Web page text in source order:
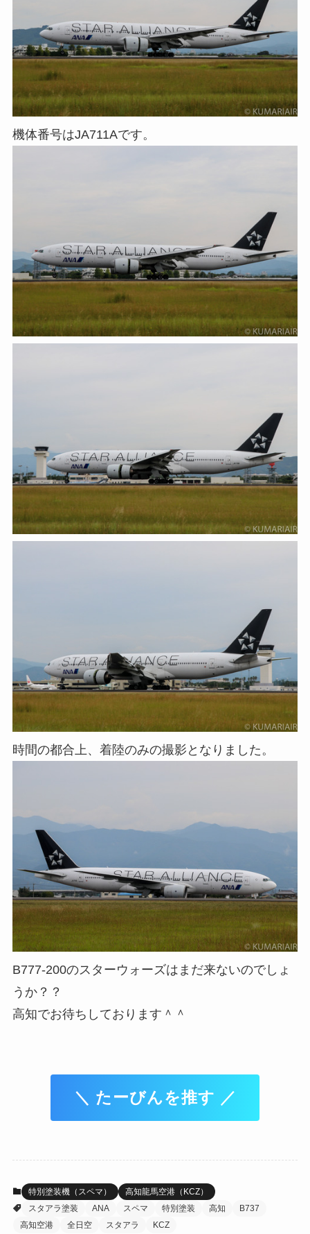
機体番号はJA711Aです。
時間の都合上、着陸のみの撮影となりました。
B777-200のスターウォーズはまだ来ないのでしょ
うか？？
高知でお待ちしております＾＾
＼ たーびんを推す ／
特別塗装機（スペマ）
高知龍馬空港（KCZ）
スタアラ塗装
ANA スペマ 特別塗装 高知
B737
高知空港
全日空 スタアラ KCZ